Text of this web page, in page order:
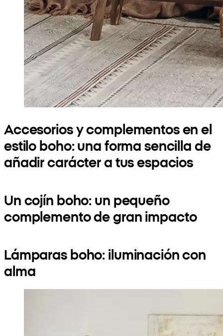
Accesorios y complementos en el
estilo boho: una forma sencilla de
añadir carácter a tus espacios
Un cojín boho: un pequeño
complemento de gran impacto
Lámparas boho: iluminación con
alma